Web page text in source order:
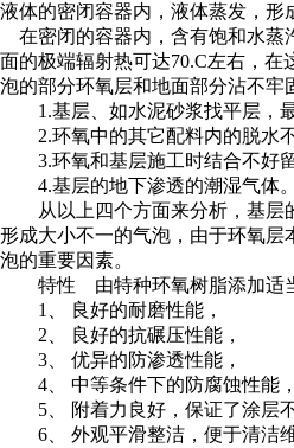
液体的密闭容器内，液体蒸发，
在密闭的容器内，含有饱和水蒸
面的极端辐射热可达70.C左右，
泡的部分环氧层和地面部分沾不
1.基层、如水泥砂浆找平层，最
2.环氧中的其它配料内的脱水
3.环氧和基层施工时结合不好留
4.基层的地下渗透的潮湿气体
从以上四个方面来分析，基层的
形成大小不一的气泡，由于环氧
泡的重要因素。
特性 由特种环氧树脂添加适当
1、 良好的耐磨性能，
2、 良好的抗碾压性能，
3、 优异的防渗透性能，
4、 中等条件下的防腐蚀性能
5、 附着力良好，保证了涂层
6、 外观平滑整洁，便于清洁